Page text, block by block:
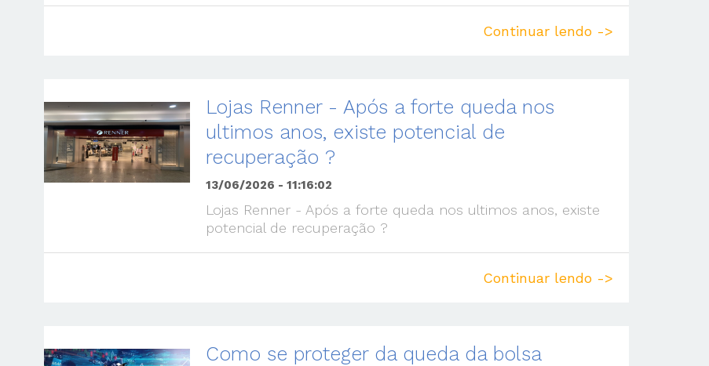
Continuar lendo ->
Lojas Renner - Após a forte queda nos
ultimos anos, existe potencial de
recuperação ?
13/06/2026 - 11:16:02
Lojas Renner - Após a forte queda nos ultimos anos, existe
potencial de recuperação ?
Continuar lendo ->
Como se proteger da queda da bolsa